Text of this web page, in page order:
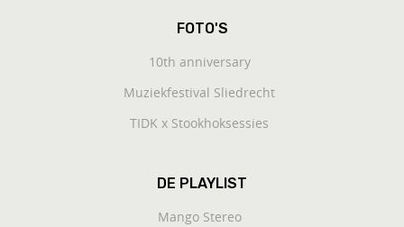
FOTO'S
10th anniversary
Muziekfestival Sliedrecht
TIDK x Stookhoksessies
DE PLAYLIST
Mango Stereo